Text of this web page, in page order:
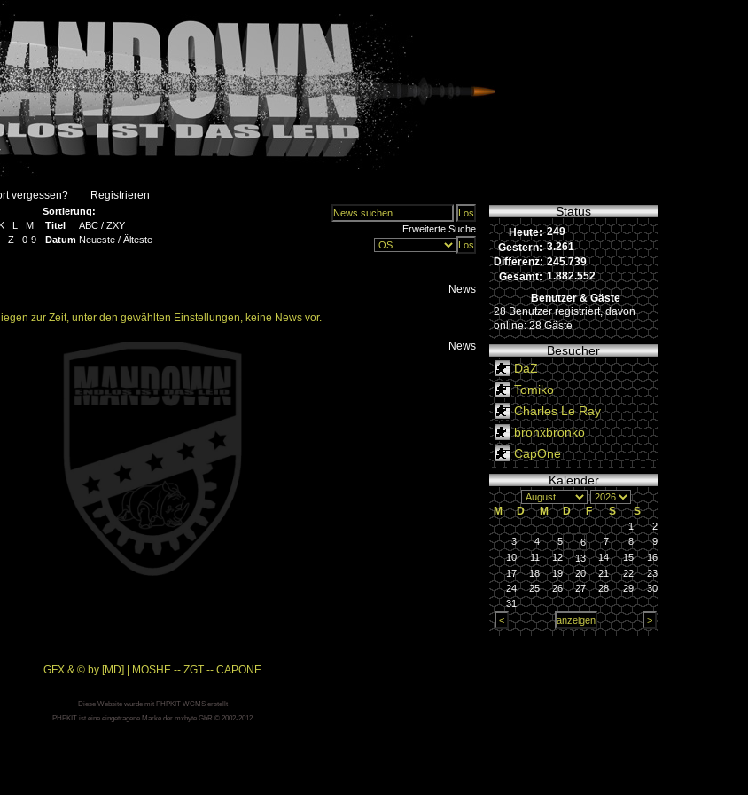
vergessen? Registrieren
L
M
Z 0-9
Sortierung:
Titel
ABC / ZXY
Datum Neueste / Älteste
Erweiterte Suche
News
zur Zeit, unter den gewählten Einstellungen, keine News vor.
News
Status
Heute: 249
Gestern: 3.261
Differenz: 245.739
Gesamt: 1.882.552
Benutzer & Gäste
28 Benutzer registriert, davon
online: 28 Gäste
Besucher
DaZ
Tomiko
Charles Le Ray
bronxbronko
CapOne
Kalender
M D M D F S S
1
2
3
4 5 6 7 8
9
10
11 12 13 14 15
16
17
18 19 20 21 22
23
24
25 26 27 28 29
30
31
GFX & © by [MD] | MOSHE -- ZGT -- CAPONE
Diese Website wurde mit PHPKIT WCMS erstellt
PHPKIT ist eine eingetragene Marke der mxbyte GbR © 2002-2012